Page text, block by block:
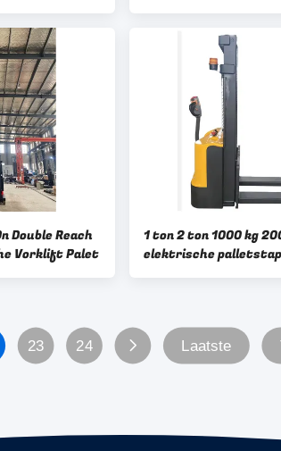
Double Reach
Vorklift Palet
1 ton 2 ton 1000 kg
elektrische
23 24 Laatste